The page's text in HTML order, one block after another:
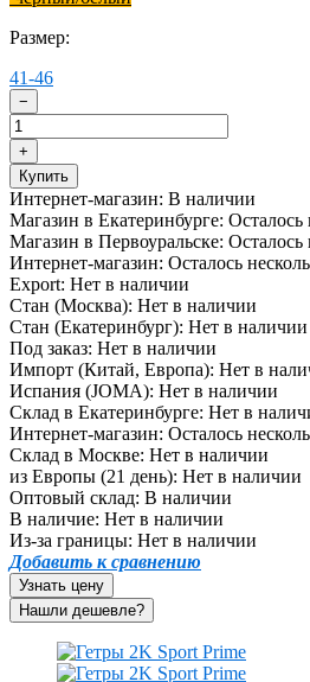
Размер:
41-46
−
+
Купить
Интернет-магазин: В наличии
Магазин в Екатеринбурге: Осталось
Магазин в Первоуральске: Осталось
Интернет-магазин: Осталось
Export: Нет в наличии
Стан (Москва): Нет в наличии
Стан (Екатеринбург): Нет в наличии
Под заказ: Нет в наличии
Импорт (Китай, Европа): Нет в
Испания (JOMA): Нет в наличии
Склад в Екатеринбурге: Нет в
Интернет-магазин: Осталось
Склад в Москве: Нет в наличии
из Европы (21 день): Нет в наличии
Оптовый склад: В наличии
В наличие: Нет в наличии
Из-за границы: Нет в наличии
Добавить к сравнению
Узнать цену